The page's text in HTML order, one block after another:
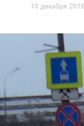
10 декабря